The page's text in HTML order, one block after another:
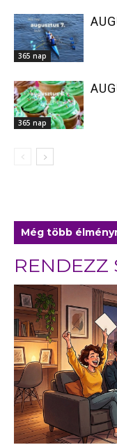
365 nap
365 nap
Még több
RENDEZZ